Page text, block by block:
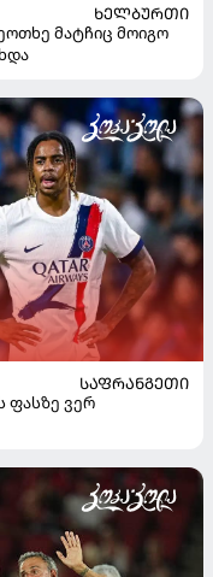
ᲮᲔᲚᲑᲣᲠᲗᲘ
მატჩიც მოიგო
ᲡᲐᲤᲠᲐᲜᲒᲔᲗᲘ
ფასზე ვერ